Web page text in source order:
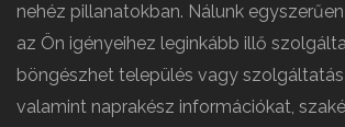
nehéz pillanatokban. Nálunk
az Ön igényeihez leginkább illő
böngészhet település vagy szolgáltatás
valamint naprakész információkat,